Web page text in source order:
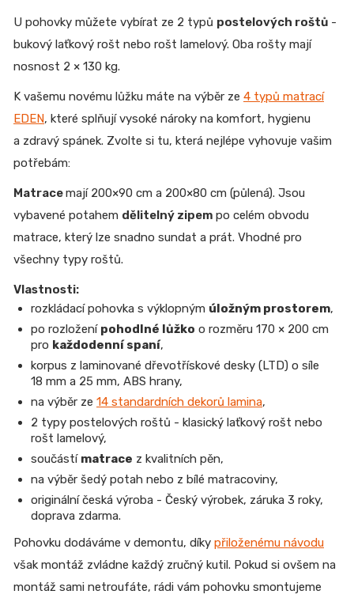
U pohovky můžete vybírat ze 2 typů postelových roštů -
bukový laťkový rošt nebo rošt lamelový. Oba rošty mají
nosnost 2 × 130 kg.
K vašemu novému lůžku máte na výběr ze 4 typů matrací
EDEN, které splňují vysoké nároky na komfort, hygienu
a zdravý spánek. Zvolte si tu, která nejlépe vyhovuje vašim
potřebám:
Matracemají 200×90 cm a 200×80 cm (půlená). Jsou
vybavené potahem dělitelný zipem po celém obvodu
matrace, který lze snadno sundat a prát. Vhodné pro
všechny typy roštů.
Vlastnosti:
rozkládací pohovka s výklopným úložným prostorem,
po rozložení pohodlné lůžko o rozměru 170 × 200 cm
pro každodenní spaní,
korpus z laminované dřevotřískové desky (LTD) o síle
18 mm a 25 mm, ABS hrany,
na výběr ze 14 standardních dekorů lamina,
2 typy postelových roštů - klasický laťkový rošt nebo
rošt lamelový,
součástí matrace z kvalitních pěn,
na výběr šedý potah nebo z bílé matracoviny,
originální česká výroba - Český výrobek, záruka 3 roky,
doprava zdarma.
Pohovku dodáváme v demontu, díky přiloženému návodu
však montáž zvládne každý zručný kutil. Pokud si ovšem na
montáž sami netroufáte, rádi vám pohovku smontujeme